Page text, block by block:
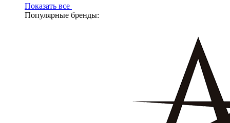
Показать все
Популярные бренды: